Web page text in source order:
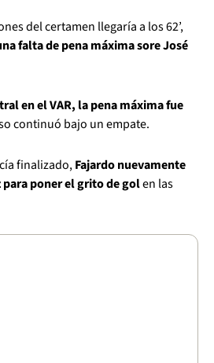
del certamen llegaría a los 62’,
falta de pena máxima sore José
en el VAR, la pena máxima fue
continuó bajo un empate.
finalizado,Fajardo nuevamente
para poner el grito de golen las